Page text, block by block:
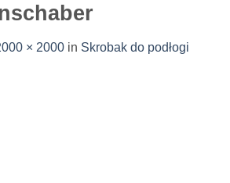
× 2000 in Skrobak do podłogi